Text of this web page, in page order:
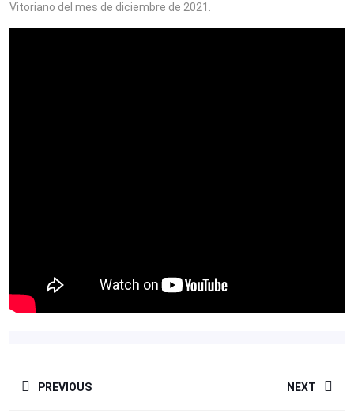
Vitoriano del mes de diciembre de 2021.
DEPREVIOUS NEXT